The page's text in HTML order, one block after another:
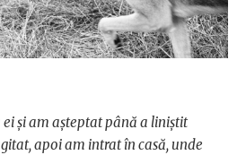
şi am aşteptat până a liniştit
apoi am intrat în casă, unde